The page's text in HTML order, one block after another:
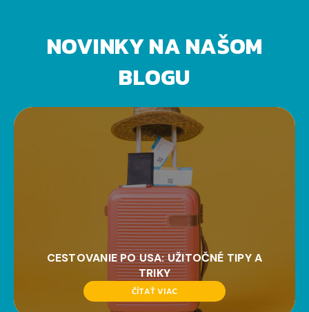
NOVINKY NA NAŠOM
BLOGU
CESTOVANIE PO USA: UŽITOČNÉ TIPY A
TRIKY
ČÍTAŤ VIAC